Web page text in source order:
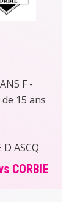
F -
15 ans
D ASCQ
CORBIE